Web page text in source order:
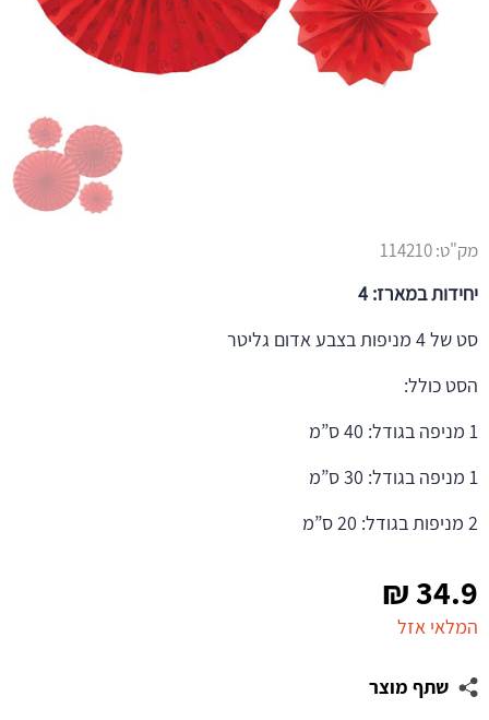
34.9
₪
המלאי אזל
שתף מוצר
מק"ט:114210
יחידות במארז: 4
סט של 4 מניפות בצבע אדום גליטר
הסט כולל:
1 מניפה בגודל: 40 ס”מ
1 מניפה בגודל: 30 ס”מ
2 מניפות בגודל: 20 ס”מ